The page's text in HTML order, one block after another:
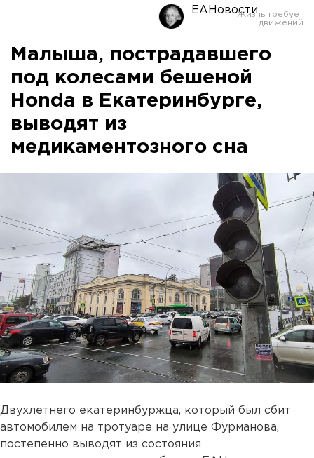
ЕАНовости
Малыша, пострадавшего
под колесами бешеной
Honda в Екатеринбурге,
выводят из
медикаментозного сна
Двухлетнего екатеринбуржца, который был сбит
автомобилем на тротуаре на улице Фурманова,
постепенно выводят из состояния